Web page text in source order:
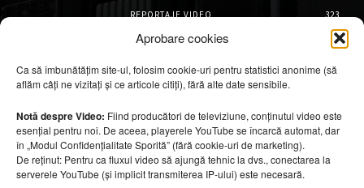
Aprobare cookies
Ca să îmbunătățim site-ul, folosim cookie-uri pentru statistici anonime (să
aflăm câți ne vizitați și ce articole citiți), fără alte date sensibile.
Notă despre Video: Fiind producători de televiziune, conținutul video este
esențial pentru noi. De aceea, playerele YouTube se încarcă automat, dar
în „Modul Confidențialitate Sporită” (fără cookie-uri de marketing).
De reținut: Pentru ca fluxul video să ajungă tehnic la dvs., conectarea la
serverele YouTube (și implicit transmiterea IP-ului) este necesară.
REPORTAJE VIDEO
323
AMENAJĂRI INTERIOARE
126
DESIGN INTERIOR
64
ARHITECTURĂ & DESIGN
OPINII & ANALIZE
43
Articole recomandate
Faruri transformate în hoteluri. Cele mai